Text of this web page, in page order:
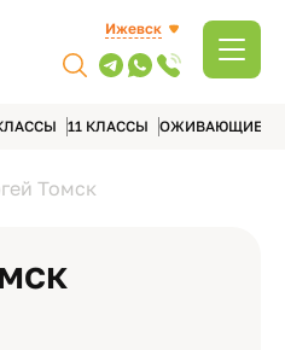
Ижевск
11 КЛАССЫ ОЖИВАЮЩИЕ
Томск